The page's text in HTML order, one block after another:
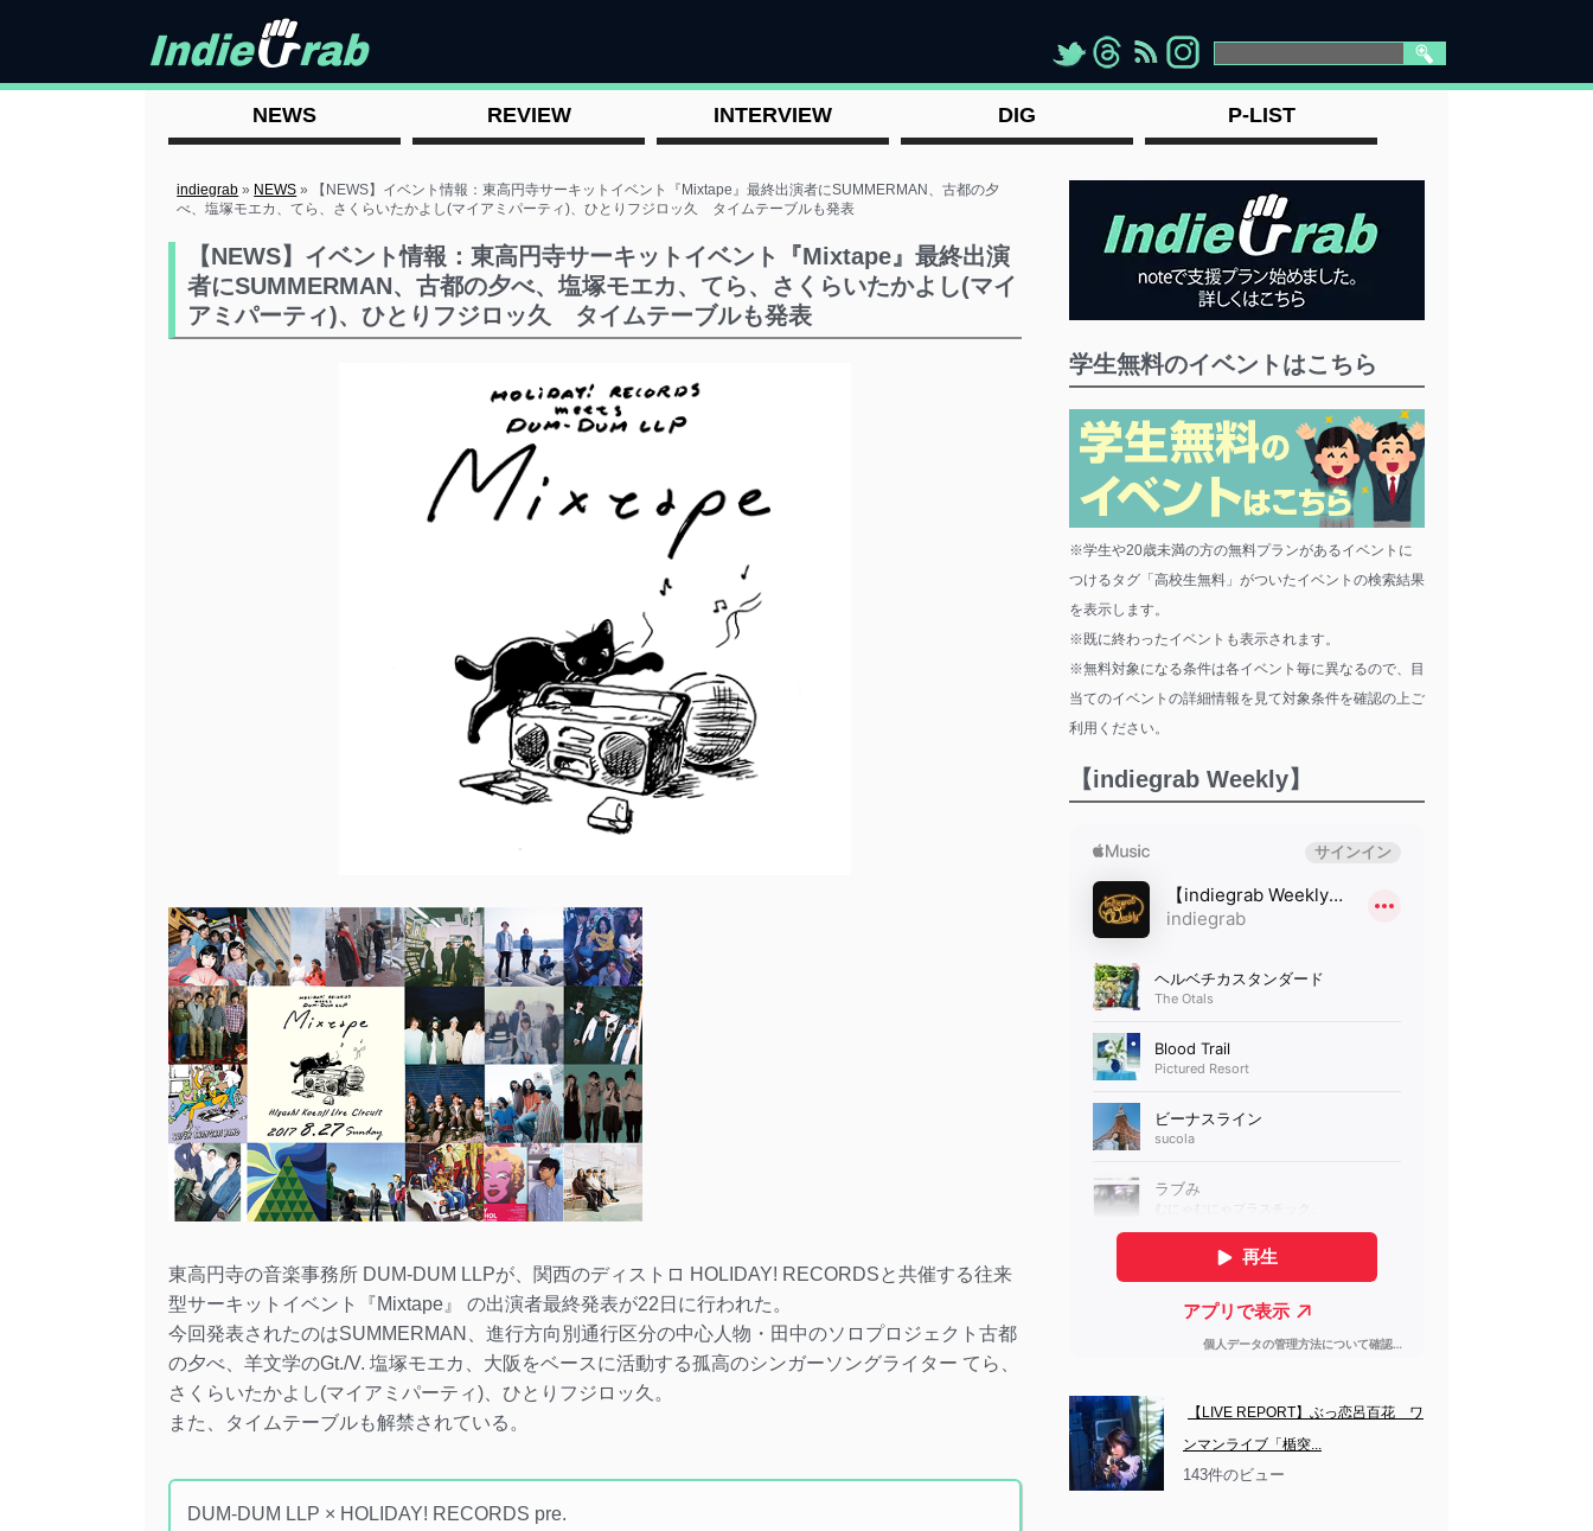
"> "> "> " >
NEWS REVIEW INTERVIEW DIG P-LIST
indiegrab » NEWS »
【NEWS】イベント情報：東高円寺サーキットイベント『Mixtape』最終出演者にSUMMERMAN、古都の夕
べ、塩塚モエカ、てら、さくらいたかよし(マイアミパーティ)、ひとりフジロッ久 タイムテーブルも発表
【NEWS】イベント情報：東高円寺サーキットイベント『Mixtape』最終出演
者にSUMMERMAN、古都の夕べ、塩塚モエカ、てら、さくらいたかよし(マイ
アミパーティ)、ひとりフジロッ久 タイムテーブルも発表
東高円寺の音楽事務所 DUM-DUM LLPが、関西のディストロ HOLIDAY! RECORDSと共催する往来
型サーキットイベント『Mixtape』 の出演者最終発表が22日に行われた。
今回発表されたのはSUMMERMAN、進行方向別通行区分の中心人物・田中のソロプロジェクト古都
の夕べ、羊文学のGt./V. 塩塚モエカ、大阪をベースに活動する孤高のシンガーソングライター てら、
さくらいたかよし(マイアミパーティ)、ひとりフジロッ久。
また、タイムテーブルも解禁されている。
DUM-DUM LLP × HOLIDAY! RECORDS pre.
学生無料のイベントはこちら
※学生や20歳未満の方の無料プランがあるイベントに
つけるタグ「高校生無料」がついたイベントの検索結果
を表示します。
※既に終わったイベントも表示されます。
※無料対象になる条件は各イベント毎に異なるので、目
当てのイベントの詳細情報を見て対象条件を確認の上ご
利用ください。
【indiegrab Weekly】
【LIVE REPORT】ぶっ恋呂百花　ワ
ンマンライブ「楯突...
143件のビュー